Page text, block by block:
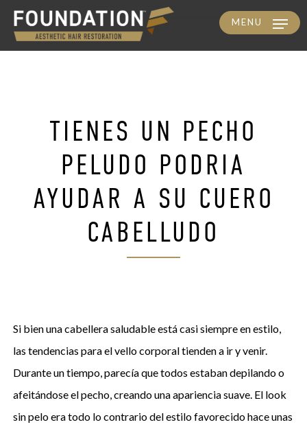
Skip
to
MENU
TIENES UN PECHO
PELUDO PODRIA
AYUDAR A SU CUERO
CABELLUDO
Si bien una cabellera saludable está casi siempre en estilo,
las tendencias para el vello corporal tienden a ir y venir.
Durante un tiempo, parecía que todos estaban depilando o
afeitándose el pecho, creando una apariencia suave. El look
sin pelo era todo lo contrario del estilo favorecido hace unas